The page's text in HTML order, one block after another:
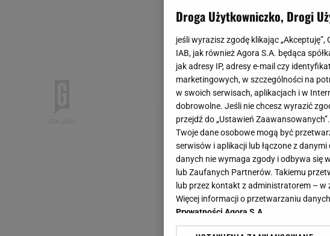
Droga Użytkowniczko, Drogi
jeśli wyrazisz zgodę klikając
IAB, jak również Agora S.A. będąca
jak adresy IP, adresy e-mail czy
marketingowych, w szczególności na
w swoich serwisach, aplikacjach i w
dobrowolne. Jeśli nie chcesz wyrazić
przejdź do „Ustawień Zaawansowanych”.
Twoje dane osobowe mogą być
serwisów i aplikacji lub łączone z
danych nie wymaga zgody i odbywa się
lub Zaufanych Partnerów. Takiemu
lub przez kontakt z administratorem –
Więcej informacji o przetwarzaniu
Prywatności Agora S.A.